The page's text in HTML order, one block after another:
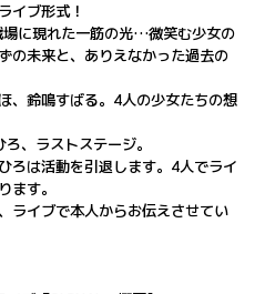
イブ形式！
場に現れた一筋の光…微笑む少女の
の未来と、ありえなかった過去の
、鈴鳴すばる。4人の少女たちの想
、ラストステージ。
ろは活動を引退します。4人でライ
ます。
ライブで本人からお伝えさせてい